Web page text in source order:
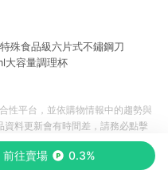
殊食品級六片式不鏽鋼刀
容量調理杯
前往賣場 0.3%
性平台，並依購物情報中的趨勢與
料更新會有時間差，請務必點擊
條件，一切資訊以合作廠商網頁為